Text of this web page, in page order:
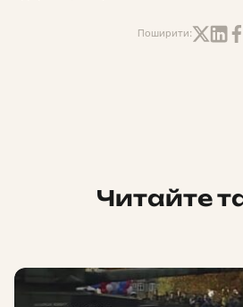
Поширити:
Читайте